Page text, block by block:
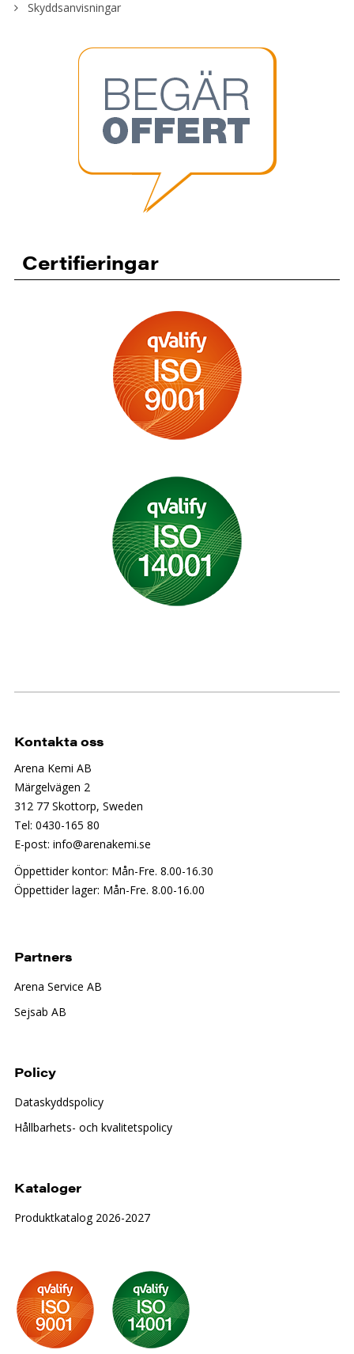
Skyddsanvisningar
Certifieringar
Kontakta oss
Arena Kemi AB
Märgelvägen 2
312 77 Skottorp, Sweden
Tel: 0430-165 80
E-post: info@arenakemi.se
Öppettider kontor: Mån-Fre. 8.00-16.30
Öppettider lager: Mån-Fre. 8.00-16.00
Partners
Arena Service AB
Sejsab AB
Policy
Dataskyddspolicy
Hållbarhets- och kvalitetspolicy
Kataloger
Produktkatalog 2026-2027